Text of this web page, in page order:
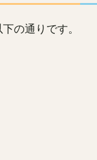
の通りです。